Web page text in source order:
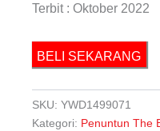
Terbit : Oktober 2022
BELI SEKARANG
SKU: YWD1499071
Kategori: Penuntun The